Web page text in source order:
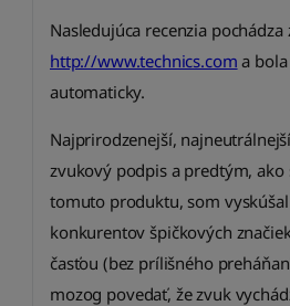
Nasledujúca recenzia pochádza
http://www.technics.com a
automaticky.
Najprirodzenejší,
zvukový podpis a predtým, ako
tomuto produktu, som
konkurentov špičkových
časťou (bez prílišného
mozog povedať, že zvuk